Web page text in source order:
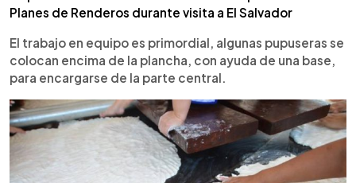
Planes de Renderos durante visita a El Salvador
El trabajo en equipo es primordial, algunas pupuseras se
colocan encima de la plancha, con ayuda de una base,
para encargarse de la parte central.